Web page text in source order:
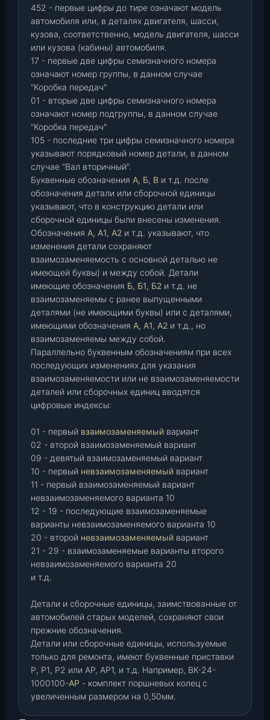
452 - первые цифры до тире означают модель
автомобиля или, в деталях двигателя, шасси,
кузова, соответственно, модель двигателя, шасси
или кузова (кабины) автомобиля.
17 - первые две цифры семизначного номера
означают номер группы, в данном случае
"Коробка передач"
01 - вторые две цифры семизначного номера
означают номер подгруппы, в данном случае
"Коробка передач"
105 - последние три цифры семизначного номера
указывают порядковый номер детали, в данном
случае "Вал вторичный".
Буквенные обозначения А, Б, В и т.д. после
обозначения детали или сборочной единицы
указывают, что в конструкцию детали или
сборочной единицы были внесены изменения.
Обозначения А, А1, А2 и т.д. указывают, что
изменения детали сохраняют
взаимозаменяемость с основной деталью не
имеющей буквы) и между собой. Детали
имеющие обозначения Б, Б1, Б2 и т.д. не
взаимозаменяемы с ранее выпущенными
деталями (не имеющими буквы) или с деталями,
имеющими обозначения А, А1, А2 и т.д., но
взаимозаменяемы между собой.
Параллельно буквенным обозначениям при всех
последующих изменениях для указания
взаимозаменяемости или не взаимозаменяемости
деталей или сборочных единиц вводятся
цифровые индексы:
01 - первый взаимозаменяемый вариант
02 - второй взаимозаменяемый вариант
09 - девятый взаимозаменяемый вариант
10 - первый невзаимозаменяемый вариант
11 - первый взаимозаменяемый вариант
невзаимозаменяемого варианта 10
12 - 19 - последующие взаимозаменяемые
варианты невзаимозаменяемого варианта 10
20 - второй невзаимозаменяемый вариант
21 - 29 - взаимозаменяемые варианты второго
невзаимозаменяемого варианта 20
и т.д.
Детали и сборочные единицы, заимствованные от
автомобилей старых моделей, сохраняют свои
прежние обозначения.
Детали или сборочные единицы, используемые
только для ремонта, имеют буквенные приставки
Р, Р1, Р2 или АР, АР1, и т.д. Например, ВК-24-
1000100-АР - комплект поршневых колец с
увеличенным размером на 0,50мм.